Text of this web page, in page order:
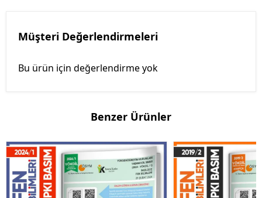
Müşteri Değerlendirmeleri
Bu ürün için değerlendirme yok
Benzer Ürünler